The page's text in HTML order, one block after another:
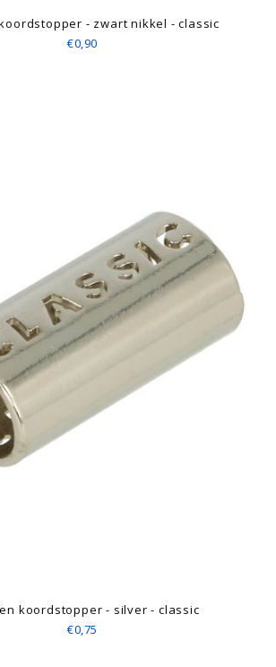
- zwart nikkel - classic
€0,90
koordstopper - silver - classic
€0,75